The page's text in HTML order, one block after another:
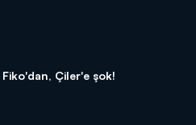
Fiko'dan, Çiler'e şok!